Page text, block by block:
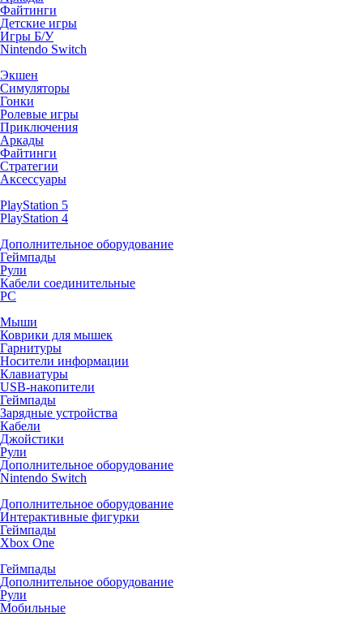
Файтинги
Детские игры
Игры Б/У
Nintendo Switch
Экшен
Симуляторы
Гонки
Ролевые игры
Приключения
Аркады
Файтинги
Стратегии
Аксессуары
PlayStation 5
PlayStation 4
Дополнительное оборудование
Геймпады
Рули
Кабели соединительные
PC
Мыши
Коврики для мышек
Гарнитуры
Носители информации
Клавиатуры
USB-накопители
Геймпады
Зарядные устройства
Кабели
Джойстики
Рули
Дополнительное оборудование
Nintendo Switch
Дополнительное оборудование
Интерактивные фигурки
Геймпады
Xbox One
Геймпады
Дополнительное оборудование
Рули
Мобильные